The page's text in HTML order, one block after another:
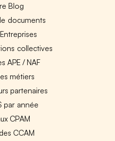
Blog
documents
collectives
APE / NAF
métiers
partenaires
par année
CPAM
CCAM